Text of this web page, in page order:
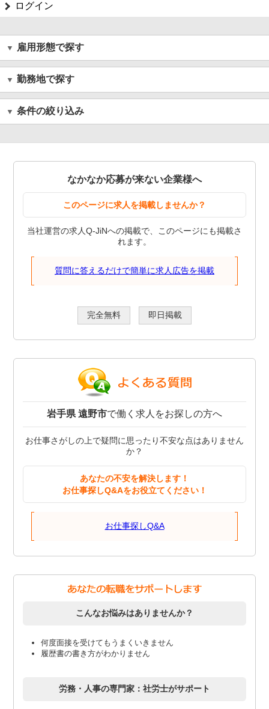
ログイン
雇用形態で探す
勤務地で探す
条件の絞り込み
なかなか応募が来ない企業様へ
このページに求人を掲載しませんか？
当社運営の求人Q-JiNへの掲載で、このページにも掲載さ
れます。
質問に答えるだけで簡単に求人広告を掲載
完全無料 即日掲載
岩手県 遠野市で働く求人をお探しの方へ
お仕事さがしの上で疑問に思ったり不安な点はありません
か？
あなたの不安を解決します！
お仕事探しQ&Aをお役立てください！
お仕事探しQ&A
こんなお悩みはありませんか？
何度面接を受けてもうまくいきません
履歴書の書き方がわかりません
労務・人事の専門家：社労士がサポート